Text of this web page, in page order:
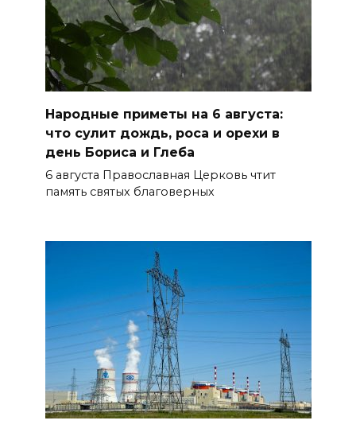
Народные приметы на 6 августа:
что сулит дождь, роса и орехи в
день Бориса и Глеба
6 августа Православная Церковь чтит
память святых благоверных